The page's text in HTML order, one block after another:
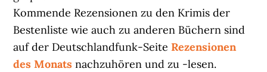
Kommende Rezensionen zu den Krimis der
Bestenliste wie auch zu anderen Büchern sind
auf der Deutschlandfunk-Seite Rezensionen
des Monats nachzuhören und zu -lesen.